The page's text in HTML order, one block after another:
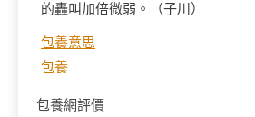
的轟叫加倍微弱。（子川 ）
包養意思
包養
包養網評價